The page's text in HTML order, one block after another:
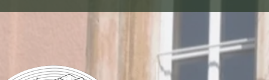
Bewegung, Teamgeist und